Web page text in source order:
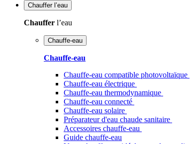
Chauffer l’eau
Chauffer l’eau
Chauffe-eau
Chauffe-eau
Chauffe-eau compatible photovoltaïque
Chauffe-eau électrique
Chauffe-eau thermodynamique
Chauffe-eau connecté
Chauffe-eau solaire
Préparateur d'eau chaude sanitaire
Accessoires chauffe-eau
Guide chauffe-eau